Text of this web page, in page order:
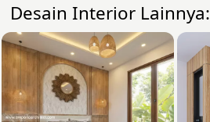
Desain Interior Lainnya: